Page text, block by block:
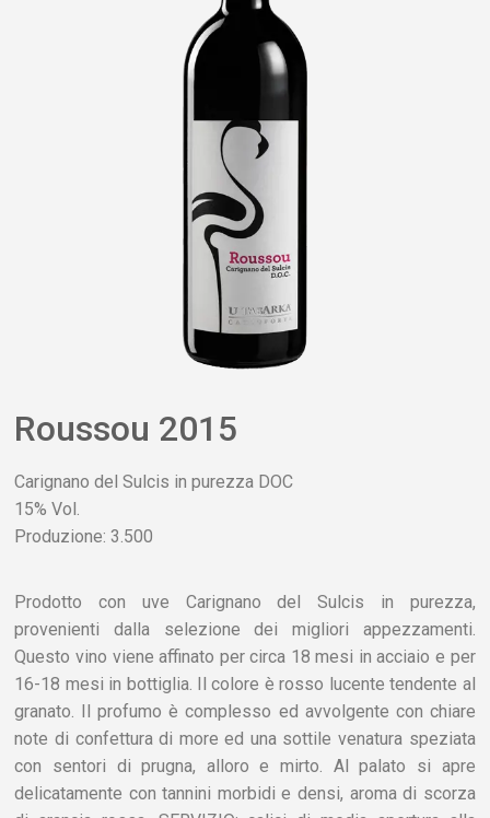
Roussou 2015
Carignano del Sulcis in purezza DOC
15% Vol.
Produzione: 3.500
Prodotto con uve Carignano del Sulcis in purezza,
provenienti dalla selezione dei migliori appezzamenti.
Questo vino viene affinato per circa 18 mesi in acciaio e per
16-18 mesi in bottiglia. Il colore è rosso lucente tendente al
granato. Il profumo è complesso ed avvolgente con chiare
note di confettura di more ed una sottile venatura speziata
con sentori di prugna, alloro e mirto. Al palato si apre
delicatamente con tannini morbidi e densi, aroma di scorza